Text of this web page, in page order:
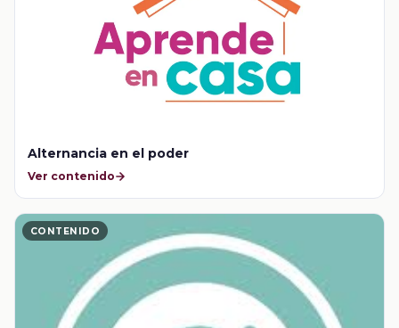
Alternancia en el poder
Ver contenido
CONTENIDO